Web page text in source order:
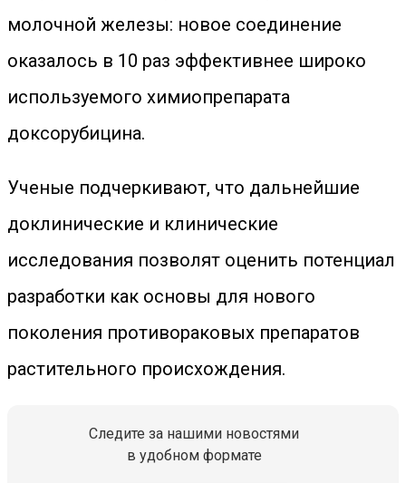
молочной железы: новое соединение
оказалось в 10 раз эффективнее широко
используемого химиопрепарата
доксорубицина.
Ученые подчеркивают, что дальнейшие
доклинические и клинические
исследования позволят оценить потенциал
разработки как основы для нового
поколения противораковых препаратов
растительного происхождения.
Следите за нашими новостями
в удобном формате